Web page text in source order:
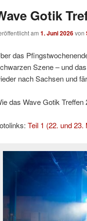
Gotik
am 1. Juni 2026von
das
Szene – und
nach Sachsen und
das Wave Gotik
Teil 1 (22. und 23.